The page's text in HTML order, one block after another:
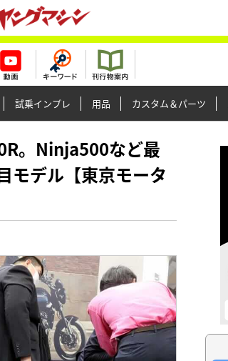
試乗インプレ 用品 カスタム＆パーツ
。Ninja500など最
モデル【東京モータ